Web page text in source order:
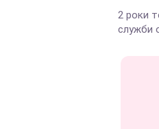
2 роки
служби